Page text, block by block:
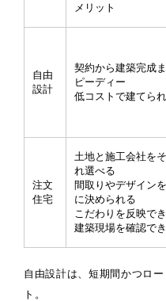
メリット
自由
設計
契約から建築完成
ピーディー
低コストで建てら
注文
住宅
土地と施工会社を
れ選べる
間取りやデザイン
に決められる
こだわりを反映で
建築現場を確認で
自由設計は、短期間かつロ
ト。